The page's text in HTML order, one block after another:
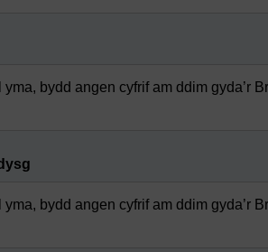
bydd angen cyfrif am ddim gyda’r
bydd angen cyfrif am ddim gyda’r